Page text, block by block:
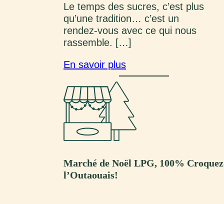
Le temps des sucres, c’est plus
qu’une tradition… c’est un
rendez‑vous avec ce qui nous
rassemble. […]
En savoir plus
Marché de Noël LPG, 100% Croquez
l’Outaouais!